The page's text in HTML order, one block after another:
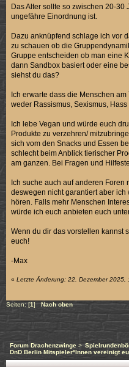
Das Alter sollte so zwischen 20-
ungefähre Einordnung ist.
Dazu anknüpfend schlage ich vor
zu schauen ob die
Gruppe entscheiden ob man eine
dann Sandbox basiert oder eine
siehst du das?
Ich erwarte dass die Menschen
weder Rassismus, Sexismus,
Ich lebe Vegan und würde euch
Produkte zu verzehren/
sich vom den Snacks und Essen
schlecht beim Anblick tierischer
am ganzen. Bei Fragen und
Ich suche auch auf anderen
deswegen nicht garantiert aber
hören. Falls mehr Menschen
würde ich euch anbieten euch
Wenn du dir das vorstellen kannst
euch!
-Max
«Letzte Änderung: 22. Dezember 2025,
Seiten: [1]Nach oben
Forum Drachenzwinge >
DnD Berlin Mitspieler*Innen vereinigt